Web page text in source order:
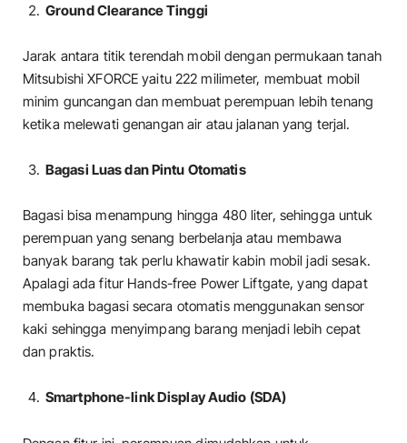
Ground Clearance Tinggi
Jarak antara titik terendah mobil dengan permukaan tanah
Mitsubishi XFORCE yaitu 222 milimeter, membuat mobil
minim guncangan dan membuat perempuan lebih tenang
ketika melewati genangan air atau jalanan yang terjal.
Bagasi Luas dan Pintu Otomatis
Bagasi bisa menampung hingga 480 liter, sehingga untuk
perempuan yang senang berbelanja atau membawa
banyak barang tak perlu khawatir kabin mobil jadi sesak.
Apalagi ada fitur Hands-free Power Liftgate, yang dapat
membuka bagasi secara otomatis menggunakan sensor
kaki sehingga menyimpang barang menjadi lebih cepat
dan praktis.
Smartphone-link Display Audio (SDA)